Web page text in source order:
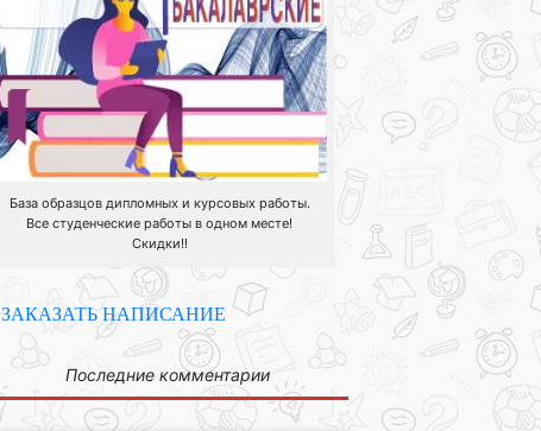
База образцов дипломных и курсовых работы.
Все студенческие работы в одном месте!
Скидки!!
ЗАКАЗАТЬ НАПИСАНИЕ
Последние комментарии